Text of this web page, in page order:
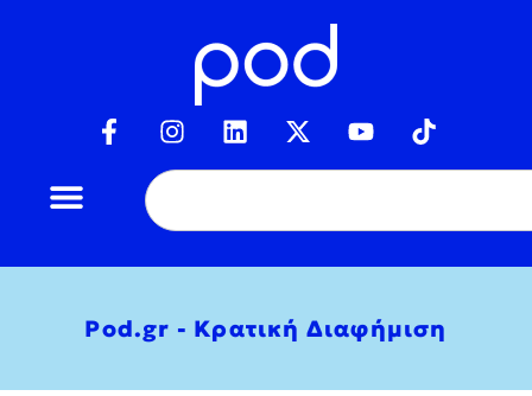
Pod.gr - Κρατική Διαφήμιση